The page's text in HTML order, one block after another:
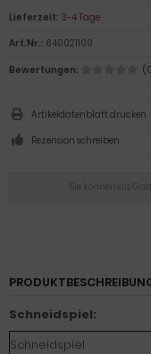
Sie können als
Lieferzeit: 3-4 Tage
Art.Nr.: 640021100
Bewertungen:
Artikeldatenblatt drucken
Rezension schreiben
Schneidspiel:
Schneidspiel